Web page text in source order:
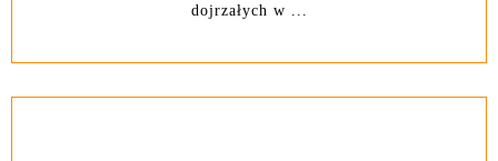
dojrzałych w ...